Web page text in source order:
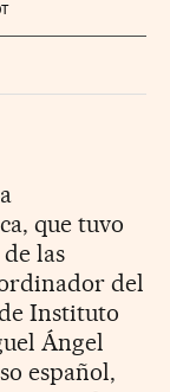
que tuvo
las
del
Instituto
Ángel
español,